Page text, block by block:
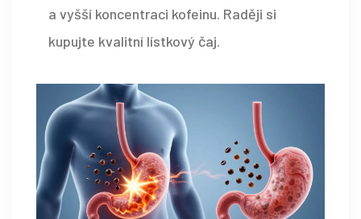
a vyšší koncentraci kofeinu. Raději si
kupujte kvalitní lístkový čaj.